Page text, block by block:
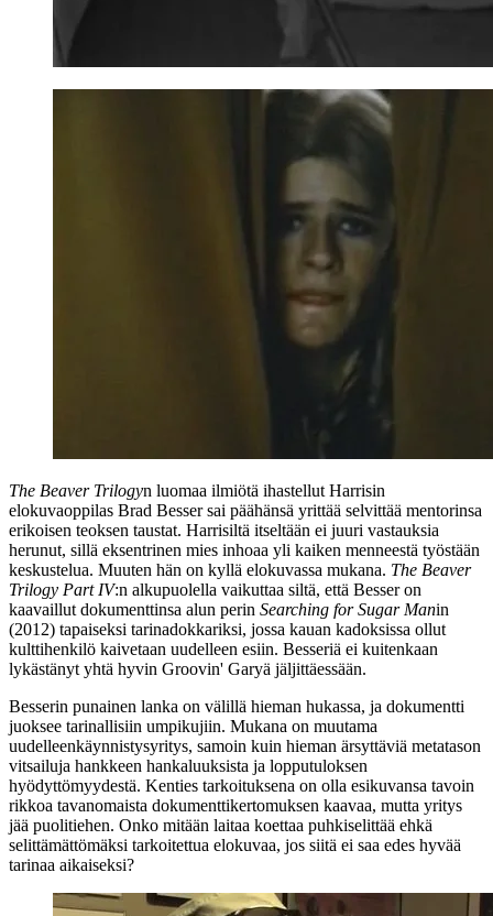
The Beaver Trilogyn luomaa ilmiötä ihastellut Harrisin
elokuvaoppilas Brad Bessersai päähänsä yrittää selvittää mentorinsa
erikoisen teoksen taustat. Harrisiltä itseltään ei juuri vastauksia
herunut, sillä eksentrinen mies inhoaa yli kaiken menneestä työstään
keskustelua. Muuten hän on kyllä elokuvassa mukana. The Beaver
Trilogy Part IV:n alkupuolella vaikuttaa siltä, että Besser on
kaavaillut dokumenttinsa alun perin Searching for Sugar Manin
(2012) tapaiseksi tarinadokkariksi, jossa kauan kadoksissa ollut
kulttihenkilö kaivetaan uudelleen esiin. Besseriä ei kuitenkaan
lykästänyt yhtä hyvin Groovin' Garyä jäljittäessään.
Besserin punainen lanka on välillä hieman hukassa, ja dokumentti
juoksee tarinallisiin umpikujiin. Mukana on muutama
uudelleenkäynnistysyritys, samoin kuin hieman ärsyttäviä metatason
vitsailuja hankkeen hankaluuksista ja lopputuloksen
hyödyttömyydestä. Kenties tarkoituksena on olla esikuvansa tavoin
rikkoa tavanomaista dokumenttikertomuksen kaavaa, mutta yritys
jää puolitiehen. Onko mitään laitaa koettaa puhkiselittää ehkä
selittämättömäksi tarkoitettua elokuvaa, jos siitä ei saa edes hyvää
tarinaa aikaiseksi?